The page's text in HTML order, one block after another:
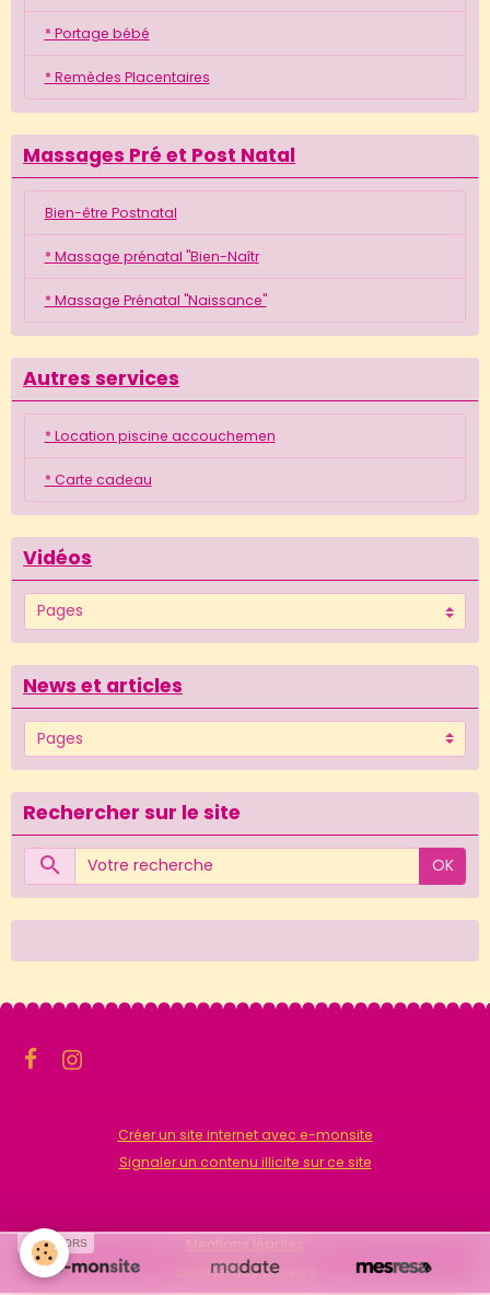
* Portage bébé
* Remèdes Placentaires
Massages Pré et Post Natal
Bien-être Postnatal
* Massage prénatal "Bien-Naîtr
* Massage Prénatal "Naissance"
Autres services
* Location piscine accouchemen
* Carte cadeau
Vidéos
News et articles
Rechercher sur le site
OK
Créer un site internet avec e-monsite
Signaler un contenu illicite sur ce site
Mentions légales
Gestion des cookies
SPONSORS